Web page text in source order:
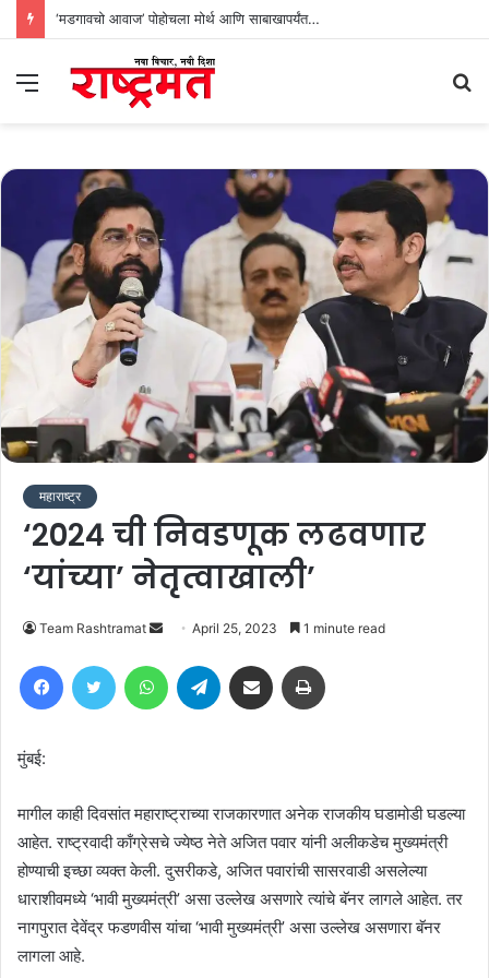
‘मडगावचो आवाज’ पोहोचला मोर्थ आणि साबाखापर्यंत…
Menu
महाराष्ट्र
‘२०२४ ची निवडणूक लढवणार
‘यांच्या’ नेतृत्वाखाली’
Team Rashtramat
Send
email
April 25, 2023 1 minute read
FacebookTwitter WhatsAppTelegram Share via Email
मुंबई:
मागील काही दिवसांत महाराष्ट्राच्या राजकारणात अनेक राजकीय घडामोडी घडल्या
आहेत. राष्ट्रवादी काँग्रेसचे ज्येष्ठ नेते अजित पवार यांनी अलीकडेच मुख्यमंत्री
होण्याची इच्छा व्यक्त केली. दुसरीकडे, अजित पवारांची सासरवाडी असलेल्या
धाराशीवमध्ये ‘भावी मुख्यमंत्री’ असा उल्लेख असणारे त्यांचे बॅनर लागले आहेत. तर
नागपुरात देवेंद्र फडणवीस यांचा ‘भावी मुख्यमंत्री’ असा उल्लेख असणारा बॅनर
लागला आहे.